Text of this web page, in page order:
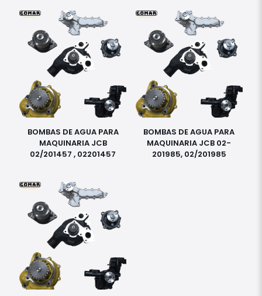
BOMBAS DE AGUA PARA
MAQUINARIA JCB
02/201457 , 02201457
BOMBAS DE AGUA PARA
MAQUINARIA JCB 02-
201985, 02/201985